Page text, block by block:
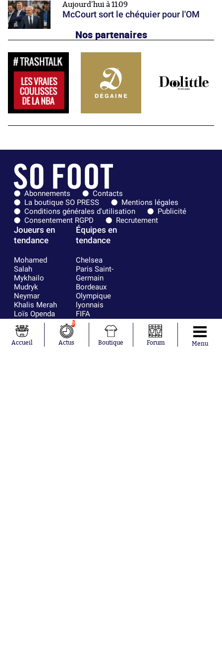
Aujourd'hui à 11:09
McCourt sort le chéquier pour l'OM
Nos partenaires
Abonnements
Contacts
La boutique SO PRESS
Mentions légales
Conditions générales d'utilisation
Publicité
Consentement RGPD
Recrutement
Joueurs en
tendance
Mohamed
Salah
Mykhailo
Mudryk
Neymar
Khalis Merah
Loïs Openda
Moussa
Niakhaté
Nicolás
Tagliafico
Équipes en
tendance
Chelsea
Paris Saint-
Germain
Bordeaux
Olympique
lyonnais
FIFA
Real Madrid
RC Strasbourg
AC Milan
France
Accueil
9
Actus Boutique Forum Menu